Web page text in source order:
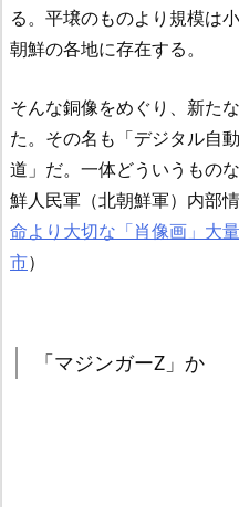
る。平壌のものより規模は
朝鮮の各地に存在する。
そんな銅像をめぐり、新た
た。その名も「デジタル自
道」だ。一体どういうもの
鮮人民軍（北朝鮮軍）内部
命より大切な「肖像画」大
市）
「マジンガーZ」か